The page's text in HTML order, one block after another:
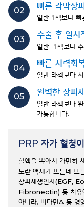
02 빠른 각막상
일반라섹보다
03 수술 후 일시
일반 라섹보다
04 빠른 시력회
일반 라섹보다
05 완벽한 상피
일반 라섹보다
가능합니다.
PRP 자가 혈청
혈액을 뽑아서 가만히
노란 액체가 뜨는데 뜨
상피재생인자(EGF,
Fibronectin) 등 치유
아니라, 비타민A 등 영